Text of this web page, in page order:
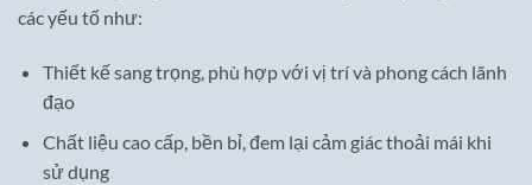
các yếu tố như:
Thiết kế sang trọng, phù hợp với vị trí và phong cách lãnh
đạo
Chất liệu cao cấp, bền bỉ, đem lại cảm giác thoải mái khi
sử dụng